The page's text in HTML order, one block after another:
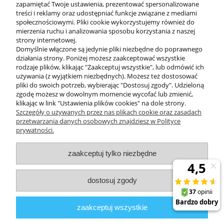
KONTAKT
DODATKOWE
MOJE KONTO
INFORMACJE
// ul. Przemysłowa 11a, 75-216 Koszalin // NIP669-050-03-43
// E-mail: sklep@zuma-line.pl
zapamiętać Twoje ustawienia, prezentować spersonalizowane
treści i reklamy oraz udostępniać funkcje związane z mediami
społecznościowymi. Pliki cookie wykorzystujemy również do
mierzenia ruchu i analizowania sposobu korzystania z naszej
strony internetowej.
Domyślnie włączone są jedynie pliki niezbędne do poprawnego
działania strony. Poniżej możesz zaakceptować wszystkie
rodzaje plików, klikając "Zaakceptuj wszystkie", lub odmówić ich
używania (z wyjątkiem niezbędnych). Możesz też dostosować
pliki do swoich potrzeb, wybierając "Dostosuj zgody". Udzieloną
zgodę możesz w dowolnym momencie wycofać lub zmienić,
klikając w link "Ustawienia plików cookies" na dole strony.
Szczegóły o używanych przez nas plikach cookie oraz zasadach
przetwarzania danych osobowych znajdziesz w Polityce
prywatności.
zaakceptuj tylko niezbędne
dostosuj zgody
zaakceptuj wszystkie